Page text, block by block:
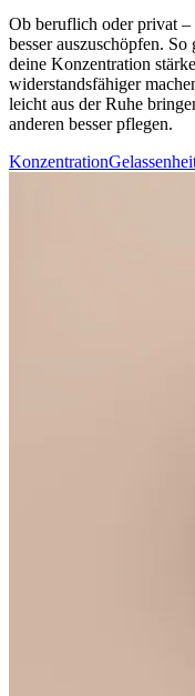
Ob beruf­lich oder privat
besser auszuschöpfen.
deine Konzentration
widerstandsfähiger
leicht aus der Ruhe
anderen besser pflegen.
Konzentration